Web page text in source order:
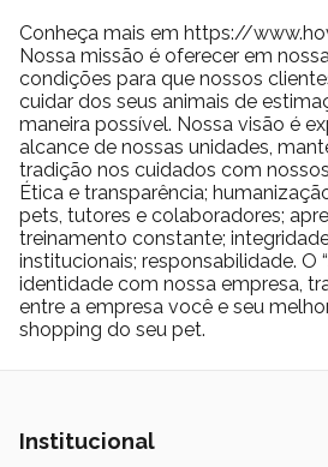
Conheça mais em https://
Nossa missão é oferecer em
condições para que nossos
cuidar dos seus animais de
maneira possível. Nossa visão é
alcance de nossas unidades,
tradição nos cuidados com
Ética e transparência;
pets, tutores e colaboradores;
treinamento constante;
institucionais; responsabilidade. O
identidade com nossa empresa,
entre a empresa você e seu
shopping do seu pet.
Institucional